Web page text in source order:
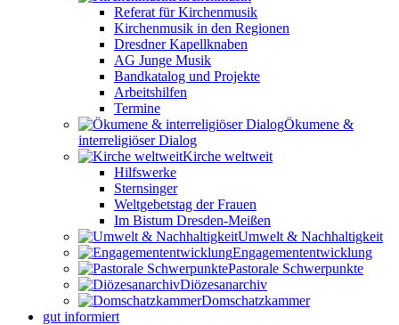
Referat für Kirchenmusik
Kirchenmusik in den Regionen
Dresdner Kapellknaben
AG Junge Musik
Bandkatalog und Projekte
Arbeitshilfen
Termine
Ökumene &
interreligiöser Dialog
Kirche weltweit
Hilfswerke
Sternsinger
Weltgebetstag der Frauen
Im Bistum Dresden-Meißen
Umwelt & Nachhaltigkeit
Engagemententwicklung
Pastorale Schwerpunkte
Diözesanarchiv
Domschatzkammer
gut informiert